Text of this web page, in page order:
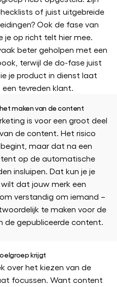
of juist uitgebreide
Ook de fase van
je op richt telt hier mee.
beter geholpen met een
terwijl de do-fase juist
je product in dienst laat
tevreden klant.
maken van de content
is voor een groot deel
de content. Het risico
maar dat na een
op de automatische
insluipen. Dat kun je je
dat jouw merk een
verstandig om iemand –
te maken voor de
de gepubliceerde content.
krijgt
over het kiezen van de
focussen. Want content